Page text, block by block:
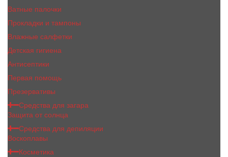
Ватные палочки
Прокладки и тампоны
Влажные салфетки
Детская гигиена
Антисептики
Первая помощь
Презервативы
Средства для загара
Защита от солнца
Средства для депиляции
Воскоплавы
Косметика